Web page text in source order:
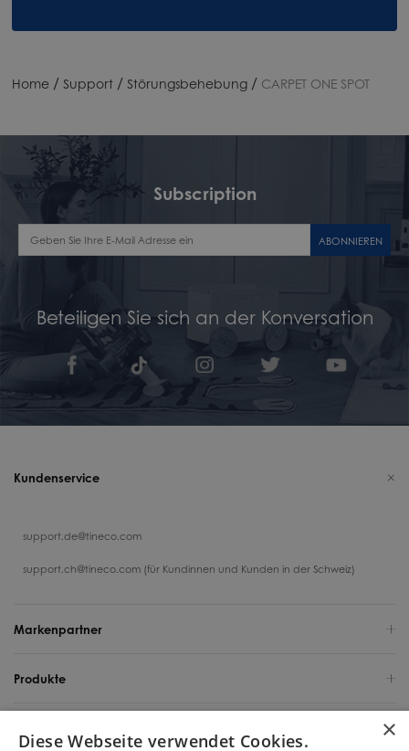
Home / Support / Störungsbehebung / CARPET ONE SPOT
Subscription
ABONNIEREN
Beteiligen Sie sich an der Konversation
Kundenservice
support.de@tineco.com
support.ch@tineco.com (für Kundinnen und Kunden in der Schweiz)
Markenpartner
Produkte
×
Diese Webseite verwendet Cookies.